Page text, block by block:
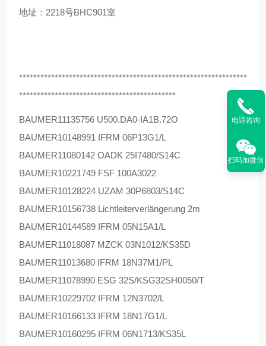
地址：2218号BHC901室
****************************************************************
********************************************
BAUMER11135756 U500.DA0-IA1B.72O
BAUMER10148991 IFRM 06P13G1/L
BAUMER11080142 OADK 25I7480/S14C
BAUMER10221749 FSF 100A3022
BAUMER10128224 UZAM 30P6803/S14C
BAUMER10156738 Lichtleiterverlängerung 2m
BAUMER10144589 IFRM 05N15A1/L
BAUMER11018087 MZCK 03N1012/KS35D
BAUMER11013680 IFRM 18N37M1/PL
BAUMER11078990 ESG 32S/KSG32SH0050/T
BAUMER10229702 IFRM 12N3702/L
BAUMER10166133 IFRM 18N17G1/L
BAUMER10160295 IFRM 06N1713/KS35L
电话咨询
扫码加微信